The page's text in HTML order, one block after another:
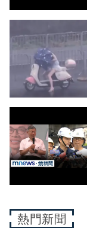
熱門新聞